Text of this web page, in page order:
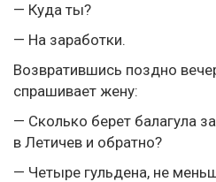
— Куда ты?
— На заработки.
Возвратившись поздно
спрашивает жену:
— Сколько берет балагула
в Летичев и обратно?
— Четыре гульдена, не